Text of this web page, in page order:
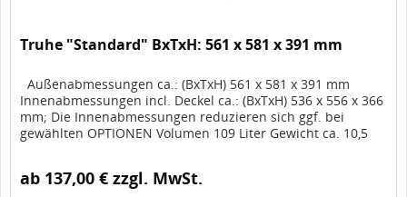
Truhe "Standard" BxTxH: 561 x 581 x 391 mm
Außenabmessungen ca.: (BxTxH) 561 x 581 x 391 mm
Innenabmessungen incl. Deckel ca.: (BxTxH) 536 x 556 x 366
mm; Die Innenabmessungen reduzieren sich ggf. bei
gewählten OPTIONEN Volumen 109 Liter Gewicht ca. 10,5
ab 137,00 € zzgl. MwSt.